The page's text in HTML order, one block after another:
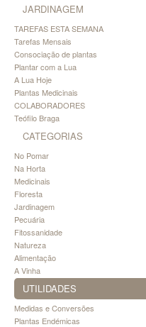
JARDINAGEM
TAREFAS ESTA SEMANA
Tarefas Mensais
Consociação de plantas
Plantar com a Lua
A Lua Hoje
Plantas Medicinais
COLABORADORES
Teófilo Braga
CATEGORIAS
No Pomar
Na Horta
Medicinais
Floresta
Jardinagem
Pecuária
Fitossanidade
Natureza
Alimentação
A Vinha
UTILIDADES
Medidas e Conversões
Plantas Endémicas